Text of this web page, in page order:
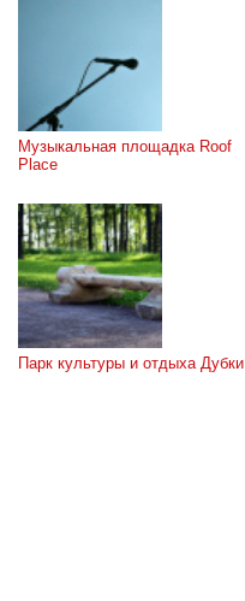
Музыкальная площадка Roof
Place
Парк культуры и отдыха Дубки